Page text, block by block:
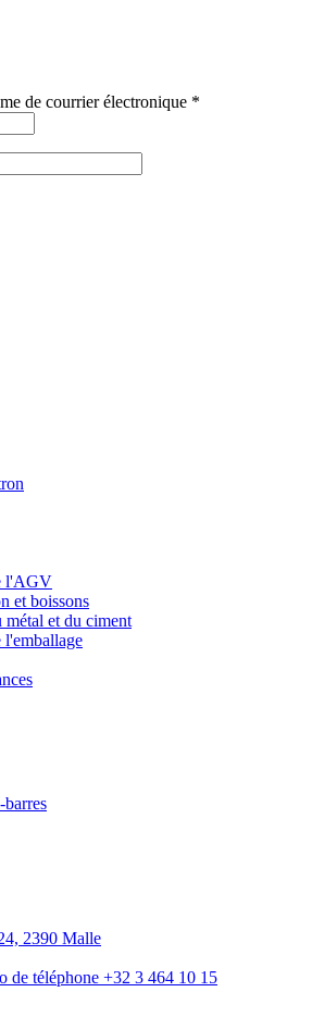
de courrier électronique *
l'AGV
et boissons
métal et du ciment
l'emballage
barres
2390 Malle
de téléphone +32 3 464 10 15